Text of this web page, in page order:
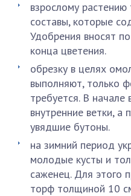
взрослому
составы, которые
Удобрения вносят
конца цветения.
обрезку в целях
выполняют, только
требуется. В
внутренние ветки, а
увядшие бутоны.
на зимний период
молодые кусты и
саженец. Для этого
торф толщиной 10